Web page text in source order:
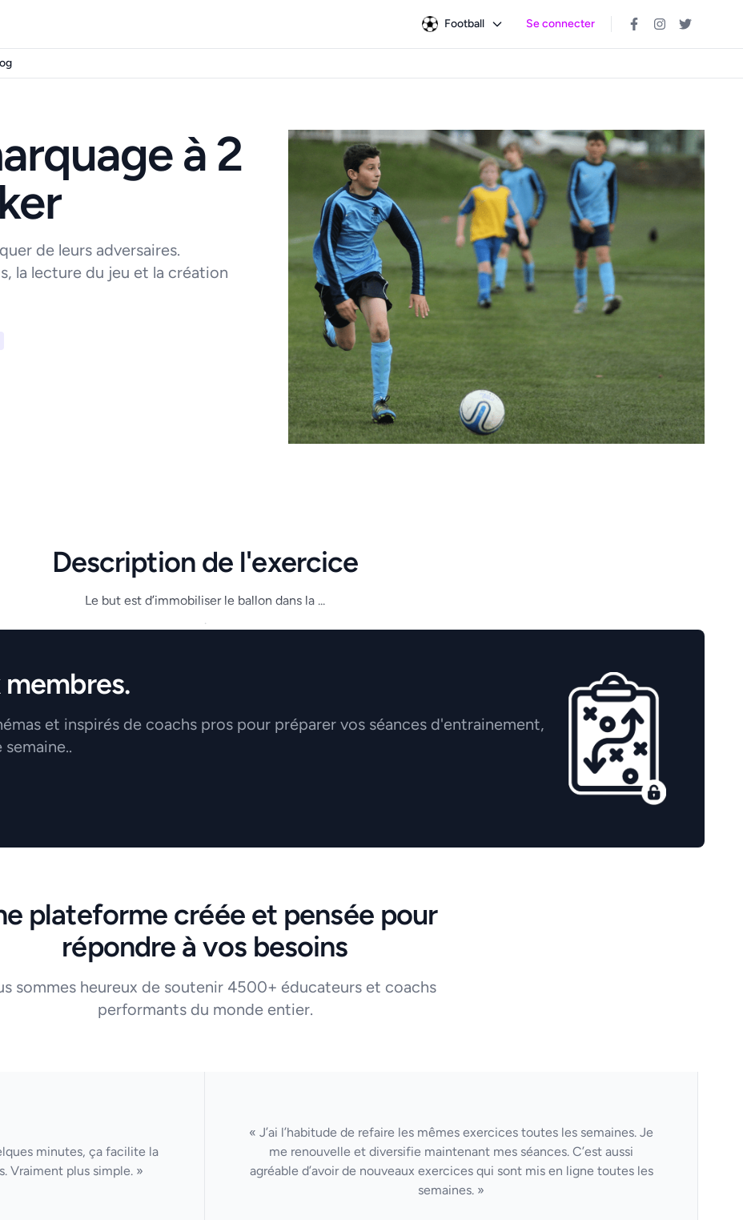
Football Se connecter
à 2
de leurs adversaires.
la lecture du jeu et la création
Description de l'exercice
Le but est d’immobiliser le ballon dans la ...
.
et inspirés de coachs pros pour préparer vos séances d'entrainement,
plateforme créée et pensée pour
répondre à vos besoins
sommes heureux de soutenir 4500+ éducateurs et coachs
performants du monde entier.
minutes, ça facilite la
Vraiment plus simple. »
« J’ai l’habitude de refaire les mêmes exercices toutes les semaines. Je
me renouvelle et diversifie maintenant mes séances. C’est aussi
agréable d’avoir de nouveaux exercices qui sont mis en ligne toutes les
semaines. »